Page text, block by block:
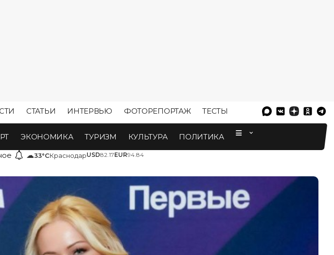
СТАТЬИ ИНТЕРВЬЮ ФОТОРЕПОРТАЖ ТЕСТЫ
ЭКОНОМИКА ТУРИЗМ КУЛЬТУРА ПОЛИТИКА
☁33°CКраснодарUSD82.17EUR94.84